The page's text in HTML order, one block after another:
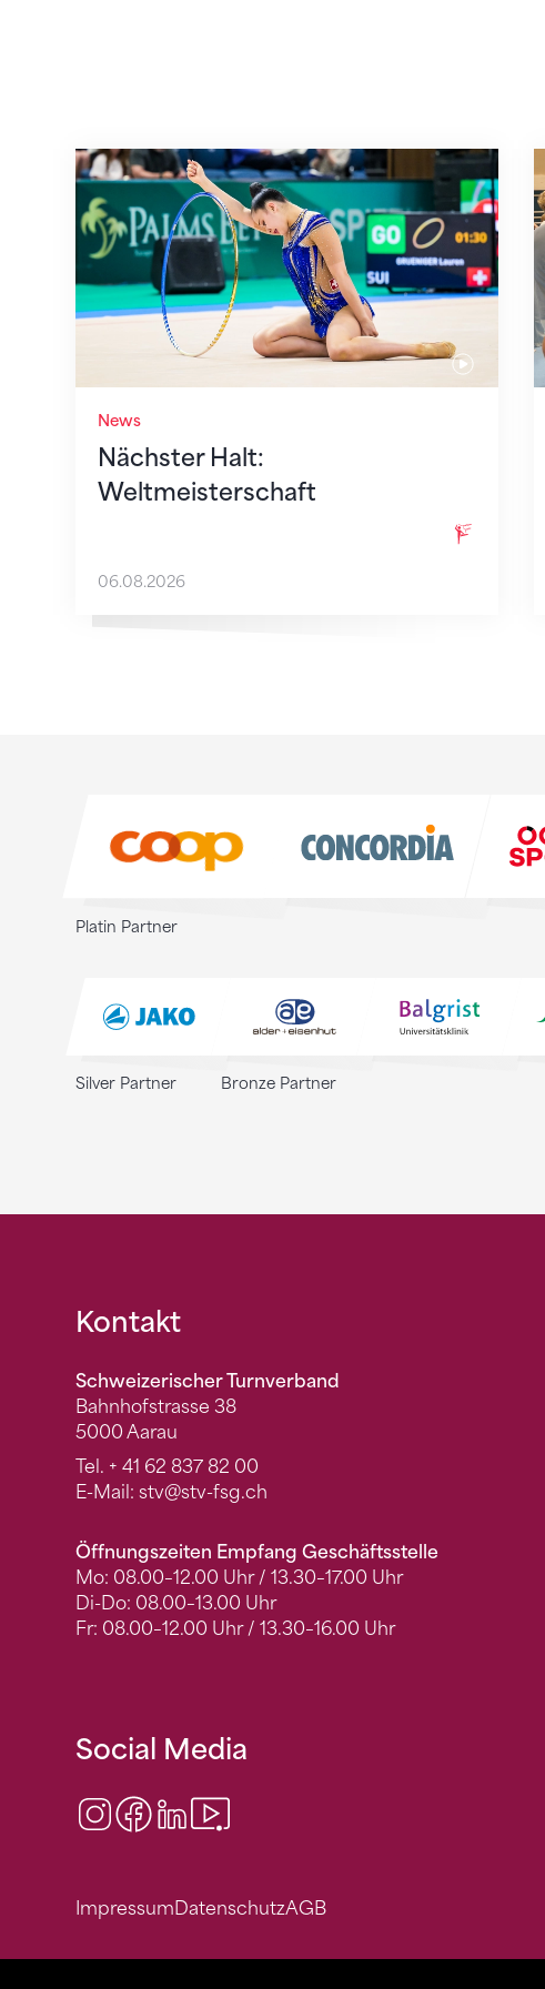
News
Nächster Halt:
Weltmeisterschaft
Nächster Halt: Weltmeisterschaft
06.08.2026
Platin Partner
Silver Partner Bronze Partner
Fusszeile
Kontakt
Schweizerischer Turnverband
Bahnhofstrasse 38
5000 Aarau
Tel. + 41 62 837 82 00
E-Mail: stv@stv-fsg.ch
Öffnungszeiten Empfang Geschäftsstelle
Mo: 08.00–12.00 Uhr / 13.30–17.00 Uhr
Di-Do: 08.00–13.00 Uhr
Fr: 08.00–12.00 Uhr / 13.30–16.00 Uhr
Social Media
Instagram
Facebook
LinkedIn
ImpressumDatenschutzAGB